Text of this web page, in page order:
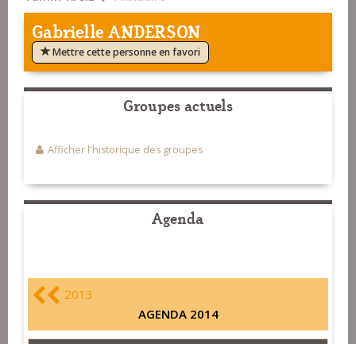
Gabrielle ANDERSON
Mettre cette personne en favori
Groupes actuels
Afficher l'historique des groupes
Agenda
2013
AGENDA 2014